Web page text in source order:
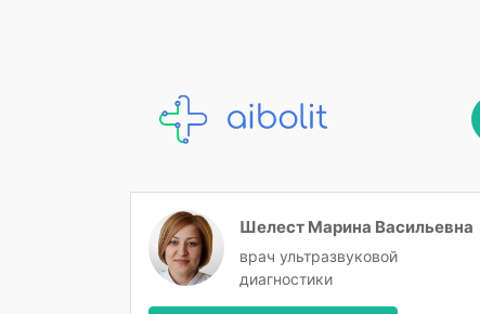
Шелест Марина Васильевна
врач ультразвуковой
диагностики